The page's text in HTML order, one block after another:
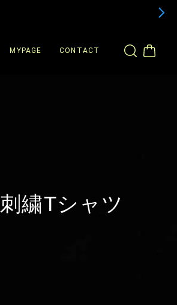
MYPAGE CONTACT
繍Tシャツ